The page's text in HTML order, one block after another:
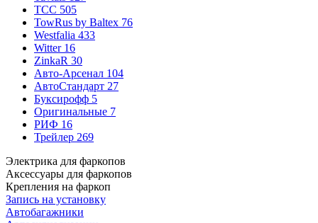
TCC 505
TowRus by Baltex 76
Westfalia 433
Witter 16
ZinkaR 30
Авто-Арсенал 104
АвтоСтандарт 27
Буксирофф 5
Оригинальные 7
РИФ 16
Трейлер 269
Электрика для фаркопов
Аксессуары для фаркопов
Крепления на фаркоп
Запись на установку
Автобагажники